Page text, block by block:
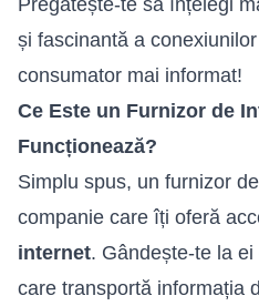
și fascinantă a
consumator mai informat!
Ce Este un Furnizor de
Funcționează?
Simplu spus, un furnizor de
companie care îți oferă
internet. Gândește-te la
care transportă informația